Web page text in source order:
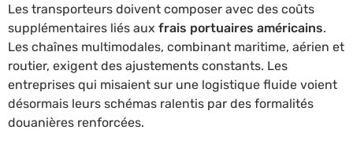
Les transporteurs doivent composer avec des coûts
supplémentaires liés aux frais portuaires américains.
Les chaînes multimodales, combinant maritime, aérien et
routier, exigent des ajustements constants. Les
entreprises qui misaient sur une logistique fluide voient
désormais leurs schémas ralentis par des formalités
douanières renforcées.